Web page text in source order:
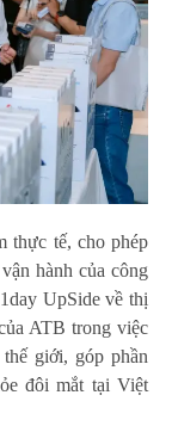
thực tế, cho phép
hành của công
UpSide về thị
ATB trong việc
giới, góp phần
đôi mắt tại Việt